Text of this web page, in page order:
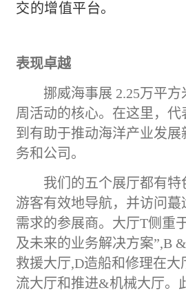
交的增值平台。
表现卓越
挪威海事展 2.25万平
周活动的核心。在这里，
到有助于推动海洋产业发
务和公司。
我们的五个展厅都有
游客有效地导航，并访问 蕞
需求的参展商。大厅T侧重
及未来的业务解决方案”,B
救援大厅,D造船和修理在大
流大厅和推进&机械大厅。